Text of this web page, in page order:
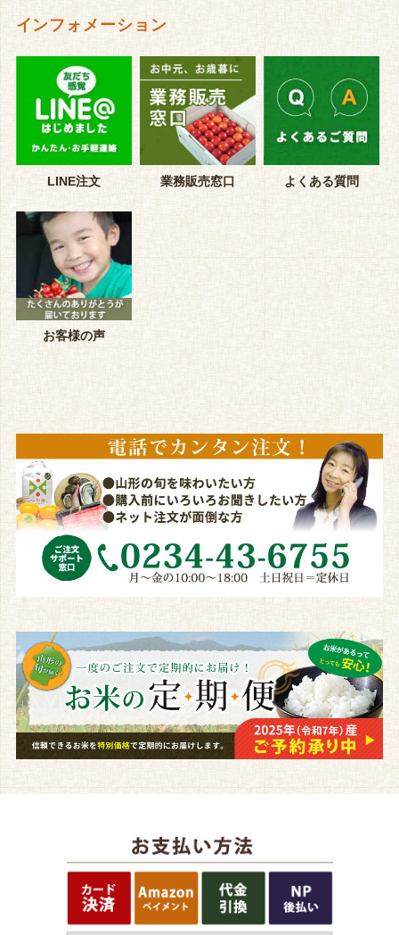
インフォメーション
LINE注文 業務販売窓口 よくある質問
お客様の声